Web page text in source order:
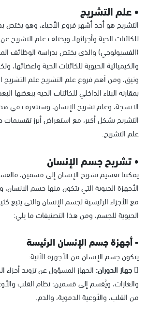
• علم التشريح
التشريح هو أحد أشهر فروع الأحياء، وهو يختص
للكائنات الحية وأجزائها، ويختلف علم التشريح
(الفسيولوجي) والذي يختص بدراسة الوظائف
والكيميائية الحيوية للكائنات الحية واعضائها،
وثيق، ومن أهم فروع علم التشريح علم التشريح
بمقارنة البناء الداخلي للكائنات الحية ببعضها
الانسجة، وعلم تشريح الإنسان، وسنتعرف في
التشريح بشكل أكبر، مع استعراض أبرز
علم التشريح.
• تشريح جسم الإنسان
يمكننا تقسيم تشريح الإنسان إلى قسمين،
الأجهزة الحيوية التي يتكون منها جسم
مع الأجزاء الرئيسية لجسم الإنسان والتي يتبع
الحيوية للجسم، ومن هذا التصنيفات ما يلي:
- أجهزة جسم الإنسان الرئيسة
يتكون جسم الإنسان من الأجهزة الآتية:
 جهاز الدوران:
الجهاز المسؤول عن تزويد أجزاء
والغازات، ويُقسم إلى قسمين: نظام القلب
من القلب، والأوعية الدموية، والدم.